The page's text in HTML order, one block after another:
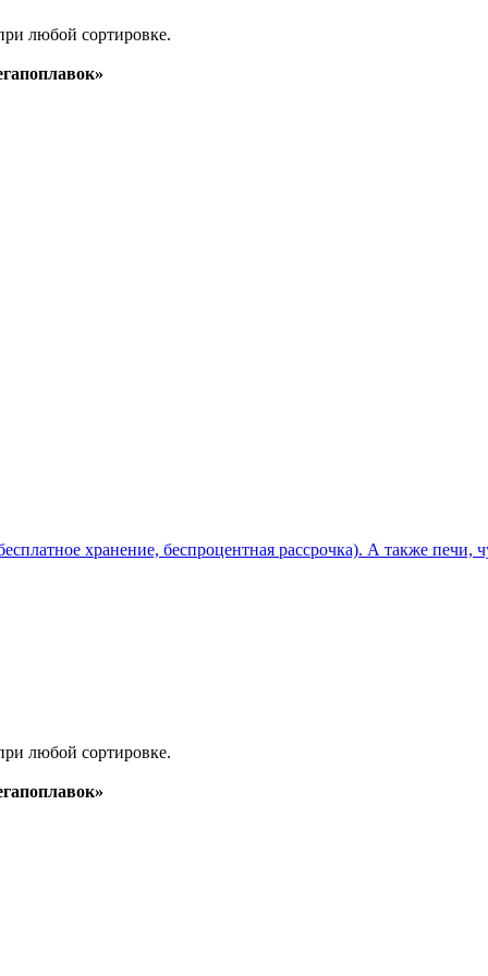
любой сортировке.
хранение, беспроцентная рассрочка). А также
любой сортировке.